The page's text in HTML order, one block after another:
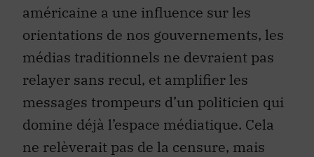
américaine a une influence sur les
orientations de nos gouvernements, les
médias traditionnels ne devraient pas
relayer sans recul, et amplifier les
messages trompeurs d’un politicien qui
domine déjà l’espace médiatique. Cela
ne relèverait pas de la censure, mais